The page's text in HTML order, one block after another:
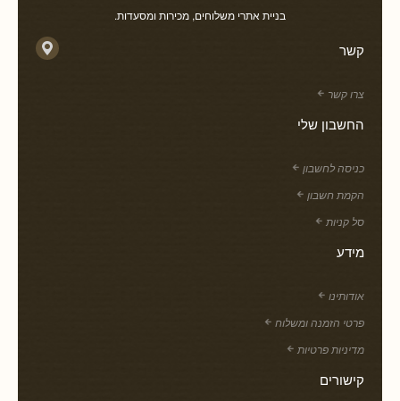
בניית אתרי משלוחים, מכירות ומסעדות.
קשר
צרו קשר
החשבון שלי
כניסה לחשבון
הקמת חשבון
סל קניות
מידע
אודותינו
פרטי הזמנה ומשלוח
מדיניות פרטיות
קישורים